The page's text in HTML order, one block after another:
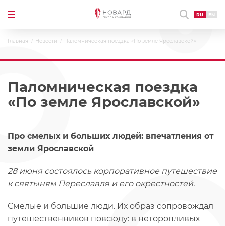
RU EN
Главная Новости Паломническая поездка «По земле Ярославской»
Паломническая поездка
«По земле Ярославской»
Про смелых и больших людей: впечатления от
земли Ярославской
28 июня состоялось корпоративное путешествие
к святыням Переславля и его окрестностей.
Смелые и большие люди. Их образ сопровождал
путешественников повсюду: в неторопливых